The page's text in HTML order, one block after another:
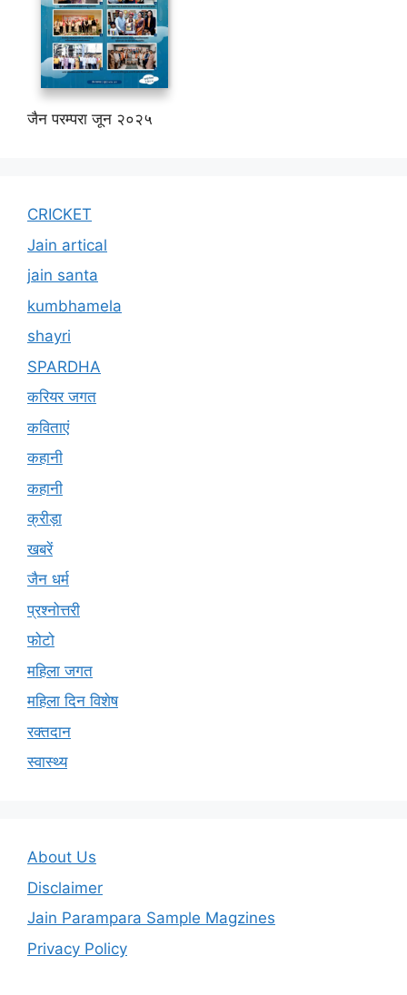
जैन परम्परा जून २०२५
CRICKET
Jain artical
jain santa
kumbhamela
shayri
SPARDHA
करियर जगत
कविताएं
कहानी
कहानी
क्रीड़ा
खबरें
जैन धर्म
प्रश्नोत्तरी
फोटो
महिला जगत
महिला दिन विशेष
रक्तदान
स्वास्थ्य
About Us
Disclaimer
Jain Parampara Sample Magzines
Privacy Policy